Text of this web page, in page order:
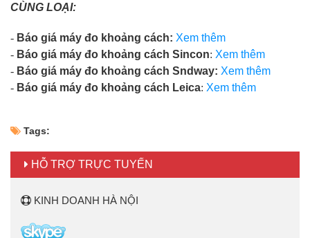
CÙNG LOẠI:
- Báo giá máy đo khoảng cách: Xem thêm
- Báo giá máy đo khoảng cách Sincon: Xem thêm
- Báo giá máy đo khoảng cách Sndway: Xem thêm
- Báo giá máy đo khoảng cách Leica: Xem thêm
Tags:
HỖ TRỢ TRỰC TUYẾN
KINH DOANH HÀ NỘI